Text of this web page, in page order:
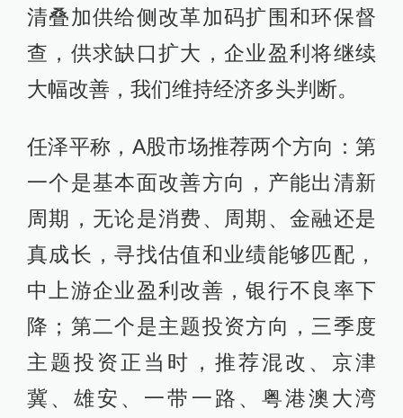
清叠加供给侧改革加码扩围和环保督
查，供求缺口扩大，企业盈利将继续
大幅改善，我们维持经济多头判断。
任泽平称，A股市场推荐两个方向：第
一个是基本面改善方向，产能出清新
周期，无论是消费、周期、金融还是
真成长，寻找估值和业绩能够匹配，
中上游企业盈利改善，银行不良率下
降；第二个是主题投资方向，三季度
主题投资正当时，推荐混改、京津
冀、雄安、一带一路、粤港澳大湾